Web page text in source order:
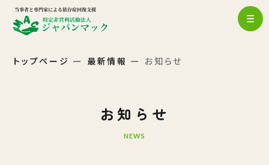
トップページ 最新情報 お知らせ
お知らせ
NEWS